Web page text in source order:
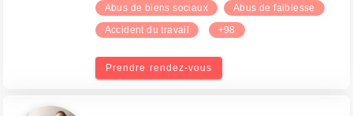
Abus de biens sociaux
Abus de faiblesse
Accident du travail
+98
Prendre rendez-vous